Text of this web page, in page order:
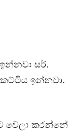
සර්.
ඉන්නවා.
වෙලා කරන්නේ